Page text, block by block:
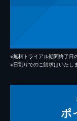
※無料トライアル期間終了日
※日割りでのご請求はいたし
ポ